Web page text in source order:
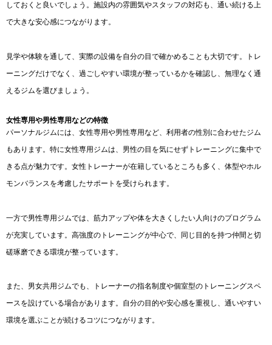
しておくと良いでしょう。施設内の雰囲気やスタッフの対応も、通い続ける上
で大きな安心感につながります。
見学や体験を通して、実際の設備を自分の目で確かめることも大切です。トレ
ーニングだけでなく、過ごしやすい環境が整っているかを確認し、無理なく通
えるジムを選びましょう。
女性専用や男性専用などの特徴
パーソナルジムには、女性専用や男性専用など、利用者の性別に合わせたジム
もあります。特に女性専用ジムは、男性の目を気にせずトレーニングに集中で
きる点が魅力です。女性トレーナーが在籍しているところも多く、体型やホル
モンバランスを考慮したサポートを受けられます。
一方で男性専用ジムでは、筋力アップや体を大きくしたい人向けのプログラム
が充実しています。高強度のトレーニングが中心で、同じ目的を持つ仲間と切
磋琢磨できる環境が整っています。
また、男女共用ジムでも、トレーナーの指名制度や個室型のトレーニングスペ
ースを設けている場合があります。自分の目的や安心感を重視し、通いやすい
環境を選ぶことが続けるコツにつながります。